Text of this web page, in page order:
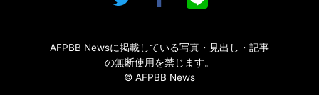
AFPBB Newsに掲載している写真・見出し・記事
の無断使用を禁じます。
© AFPBB News